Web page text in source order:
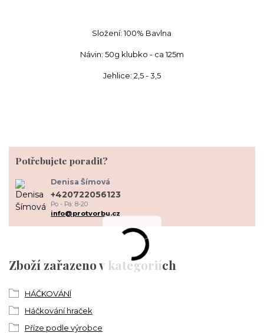
Složení: 100% Bavlna
Návin: 50g klubko - ca 125m
Jehlice: 2,5 - 3,5
Zboží zařazeno v kategoriích
HÁČKOVÁNÍ
Háčkování hraček
Příze podle výrobce
Potřebujete poradit?
Denisa Šímová
+420722056123
Po - Pá: 8-20
info@protvorbu.cz